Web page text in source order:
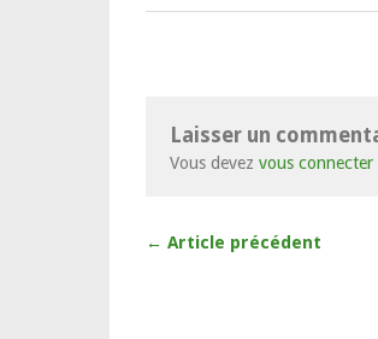
Laisser un
Vous devez vous connecter
← Article précédent